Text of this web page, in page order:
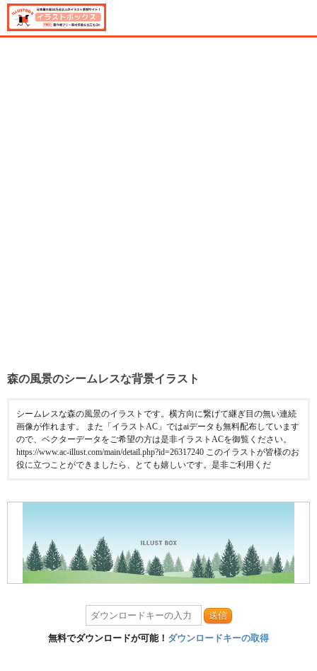
森の風景のシームレスな背景イラスト
シームレスな森の風景のイラストです。横方向に繋げて継ぎ目の無い連続
画像が作れます。 また「イラストAC」ではaiデータも無料配布しています
ので、ベクターデータをご希望の方は是非イラストACを御覧ください。
https://www.ac-illust.com/main/detail.php?id=26317240 このイラストが皆様のお
役に立つことができましたら、とても嬉しいです。是非ご利用くだ
送信
無料でダウンロードが可能！ ダウンロードキーの取得